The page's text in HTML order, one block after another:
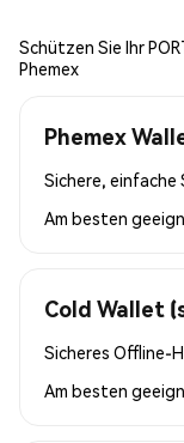
Schützen Sie Ihr
Phemex
Phemex
Sichere, einfache
Am besten
Cold Wallet
Sicheres Offline-
Am besten